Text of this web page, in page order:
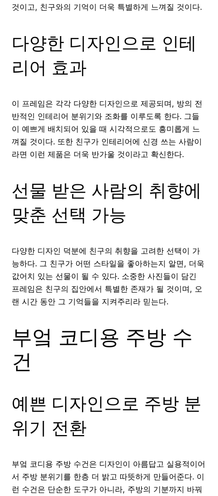
것이고, 친구와의 기억이 더욱 특별하게 느껴질 것이다.
다양한 디자인으로 인테
리어 효과
이 프레임은 각각 다양한 디자인으로 제공되며, 방의 전
반적인 인테리어 분위기와 조화를 이루도록 한다. 그들
이 예쁘게 배치되어 있을 때 시각적으로도 흥미롭게 느
껴질 것이다. 또한 친구가 인테리어에 신경 쓰는 사람이
라면 이런 제품은 더욱 반가울 것이라고 확신한다.
선물 받은 사람의 취향에
맞춘 선택 가능
다양한 디자인 덕분에 친구의 취향을 고려한 선택이 가
능하다. 그 친구가 어떤 스타일을 좋아하는지 알면, 더욱
값어치 있는 선물이 될 수 있다. 소중한 사진들이 담긴
프레임은 친구의 집안에서 특별한 존재가 될 것이며, 오
랜 시간 동안 그 기억들을 지켜주리라 믿는다.
부엌 코디용 주방 수
건
예쁜 디자인으로 주방 분
위기 전환
부엌 코디용 주방 수건은 디자인이 아름답고 실용적이어
서 주방 분위기를 한층 더 밝고 따뜻하게 만들어준다. 이
런 수건은 단순한 도구가 아니라, 주방의 기분까지 바꿔